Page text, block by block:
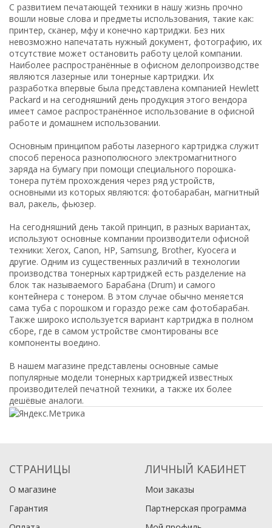
С развитием печатающей техники в нашу жизнь прочно
вошли новые слова и предметы использования, такие как:
принтер, сканер, мфу и конечно картриджи. Без них
невозможно напечатать нужный документ, фотографию, их
отсутствие может остановить работу целой компании.
Наиболее распространённые в офисном делопроизводстве
являются лазерные или тонерные картриджи. Их
разработка впервые была представлена компанией Hewlett
Packard и на сегодняшний день продукция этого вендора
имеет самое распространённое использование в офисной
работе и домашнем использовании.
Основным принципом работы лазерного картриджа служит
способ переноса разнополюсного электромагнитного
заряда на бумагу при помощи специального порошка-
тонера путём прохождения через ряд устройств,
основными из которых являются: фотобарабан, магнитный
вал, ракель, фьюзер.
На сегодняшний день такой принцип, в разных вариантах,
используют основные компании производители офисной
техники: Xerox, Canon, HP, Samsung, Brother, Kyocera и
другие. Одним из существенных различий в технологии
производства тонерных картриджей есть разделение на
блок так называемого Барабана (Drum) и самого
контейнера с тонером. В этом случае обычно меняется
сама туба с порошком и гораздо реже сам фотобарабан.
Также широко используется вариант картриджа в полном
сборе, где в самом устройстве смонтированы все
компоненты воедино.
В нашем магазине представлены основные самые
популярные модели тонерных картриджей известных
производителей печатной техники, а также их более
дешёвые аналоги.
СТРАНИЦЫ
О магазине
Гарантия
ЛИЧНЫЙ КАБИНЕТ
Мои заказы
Партнерская программа